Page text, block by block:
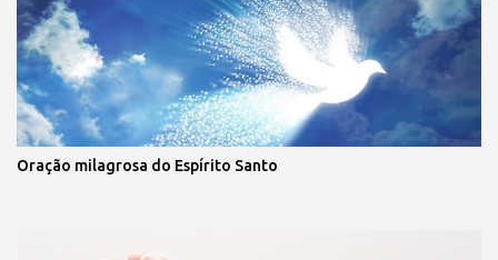
Oração milagrosa do Espírito Santo